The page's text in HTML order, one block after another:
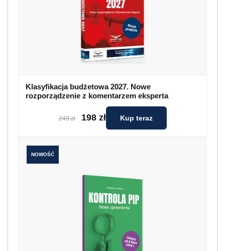
Klasyfikacja budżetowa 2027. Nowe
rozporządzenie z komentarzem eksperta
249 zł 198 zł Kup teraz
NOWOŚĆ